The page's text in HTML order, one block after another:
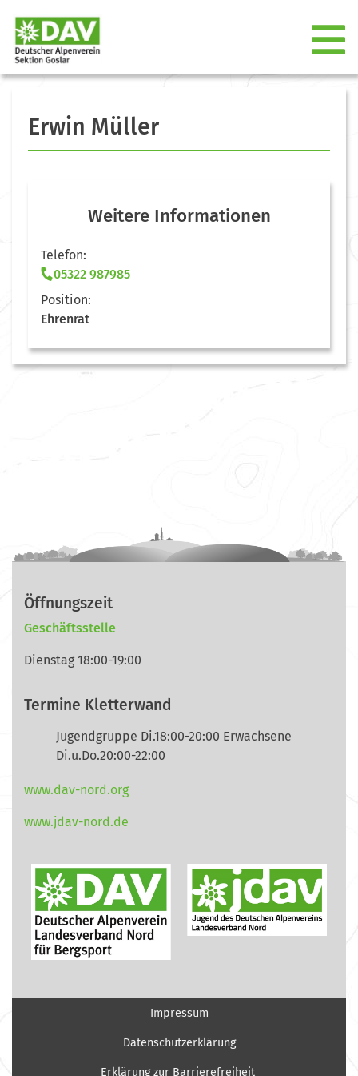
Erwin Müller
Weitere Informationen
Telefon:
05322 987985
Position:
Ehrenrat
Öffnungszeit
Geschäftsstelle
Dienstag 18:00-19:00
Termine Kletterwand
Jugendgruppe Di.18:00-20:00 Erwachsene
Di.u.Do.20:00-22:00
www.dav-nord.org
www.jdav-nord.de
Impressum
Datenschutzerklärung
Erklärung zur Barrierefreiheit